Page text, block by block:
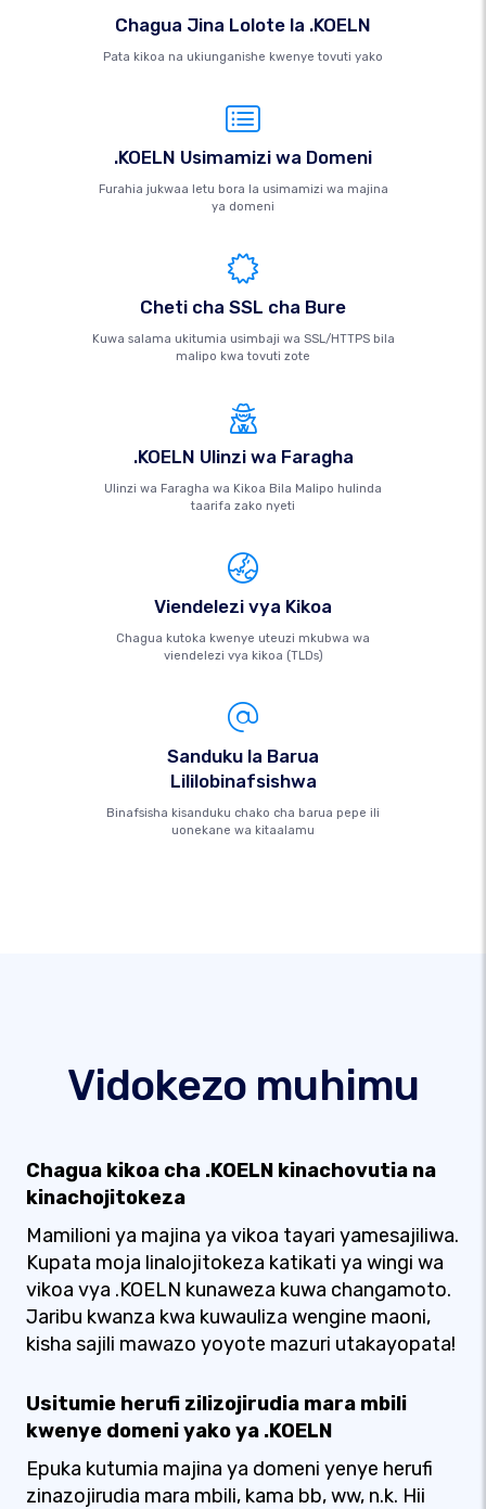
Chagua Jina Lolote la .KOELN
Pata kikoa na ukiunganishe kwenye tovuti yako
.KOELN Usimamizi wa Domeni
Furahia jukwaa letu bora la usimamizi wa majina
ya domeni
Cheti cha SSL cha Bure
Kuwa salama ukitumia usimbaji wa SSL/HTTPS bila
malipo kwa tovuti zote
.KOELN Ulinzi wa Faragha
Ulinzi wa Faragha wa Kikoa Bila Malipo hulinda
taarifa zako nyeti
Viendelezi vya Kikoa
Chagua kutoka kwenye uteuzi mkubwa wa
viendelezi vya kikoa (TLDs)
Sanduku la Barua
Lililobinafsishwa
Binafsisha kisanduku chako cha barua pepe ili
uonekane wa kitaalamu
Vidokezo muhimu
Chagua kikoa cha .KOELN kinachovutia na
kinachojitokeza
Mamilioni ya majina ya vikoa tayari yamesajiliwa.
Kupata moja linalojitokeza katikati ya wingi wa
vikoa vya .KOELN kunaweza kuwa changamoto.
Jaribu kwanza kwa kuwauliza wengine maoni,
kisha sajili mawazo yoyote mazuri utakayopata!
Usitumie herufi zilizojirudia mara mbili
kwenye domeni yako ya .KOELN
Epuka kutumia majina ya domeni yenye herufi
zinazojirudia mara mbili, kama bb, ww, n.k. Hii